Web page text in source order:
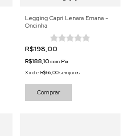
Legging Capri Lenara Emana -
Oncinha
R$198,00
R$188,10 com Pix
3 xde R$66,00sem juros
Comprar